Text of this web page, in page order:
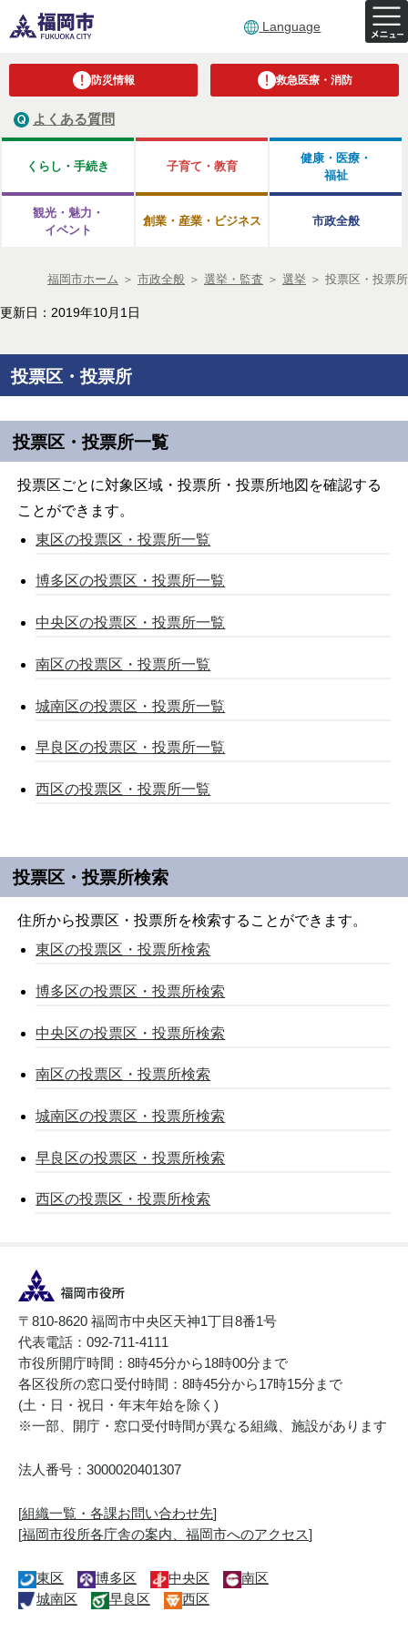
Language
防災情報 救急医療・消防
よくある質問
くらし・手続き 子育て・教育
健康・医療・
福祉
観光・魅力・
イベント
創業・産業・ビジネス 市政全般
福岡市ホーム ＞ 市政全般 ＞ 選挙・監査 ＞ 選挙 ＞ 投票区・投票所
更新日：2019年10月1日
投票区・投票所
投票区・投票所一覧
投票区ごとに対象区域・投票所・投票所地図を確認する
ことができます。
東区の投票区・投票所一覧
博多区の投票区・投票所一覧
中央区の投票区・投票所一覧
南区の投票区・投票所一覧
城南区の投票区・投票所一覧
早良区の投票区・投票所一覧
西区の投票区・投票所一覧
投票区・投票所検索
住所から投票区・投票所を検索することができます。
東区の投票区・投票所検索
博多区の投票区・投票所検索
中央区の投票区・投票所検索
南区の投票区・投票所検索
城南区の投票区・投票所検索
早良区の投票区・投票所検索
西区の投票区・投票所検索
〒810-8620 福岡市中央区天神1丁目8番1号
代表電話：092-711-4111
市役所開庁時間：8時45分から18時00分まで
各区役所の窓口受付時間：8時45分から17時15分まで
(土・日・祝日・年末年始を除く)
※一部、開庁・窓口受付時間が異なる組織、施設があります
法人番号：3000020401307
[組織一覧・各課お問い合わせ先]
[福岡市役所各庁舎の案内、福岡市へのアクセス]
東区 博多区 中央区
南区
城南区
早良区 西区